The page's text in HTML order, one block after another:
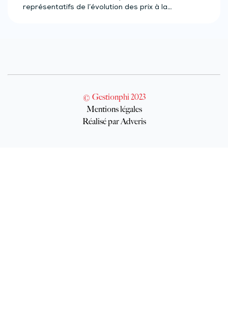
représentatifs de l’évolution des prix à la…
© Gestionphi 2023
Mentions légales
Réalisé par Adveris